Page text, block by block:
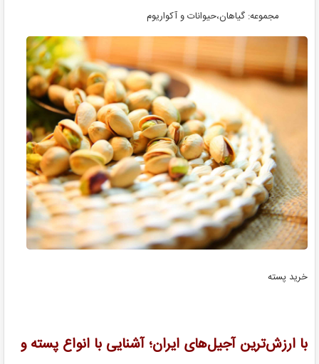
مجموعه: گیاهان،حیوانات و آکواریوم
خرید پسته
با ارزش‌ترین آجیل‌های ایران؛ آشنایی با انواع پسته و